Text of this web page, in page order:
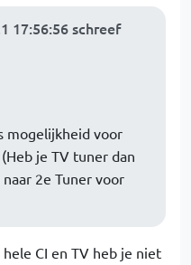
17:56:56 schreef
mogelijkheid voor
je TV tuner dan
2e Tuner voor
CI en TV heb je niet